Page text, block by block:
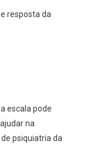
resposta da
escala pode
na
psiquiatria da